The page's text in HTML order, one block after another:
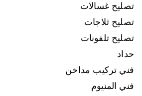
تصليح غسالات
تصليح ثلاجات
تصليح تلفونات
حداد
فني تركيب مداخن
فني المنيوم